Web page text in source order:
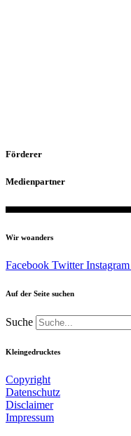
Förderer
Medienpartner
Wir woanders
Facebook Twitter Instagram
Auf der Seite suchen
Suche
Kleingedrucktes
Copyright
Datenschutz
Disclaimer
Impressum